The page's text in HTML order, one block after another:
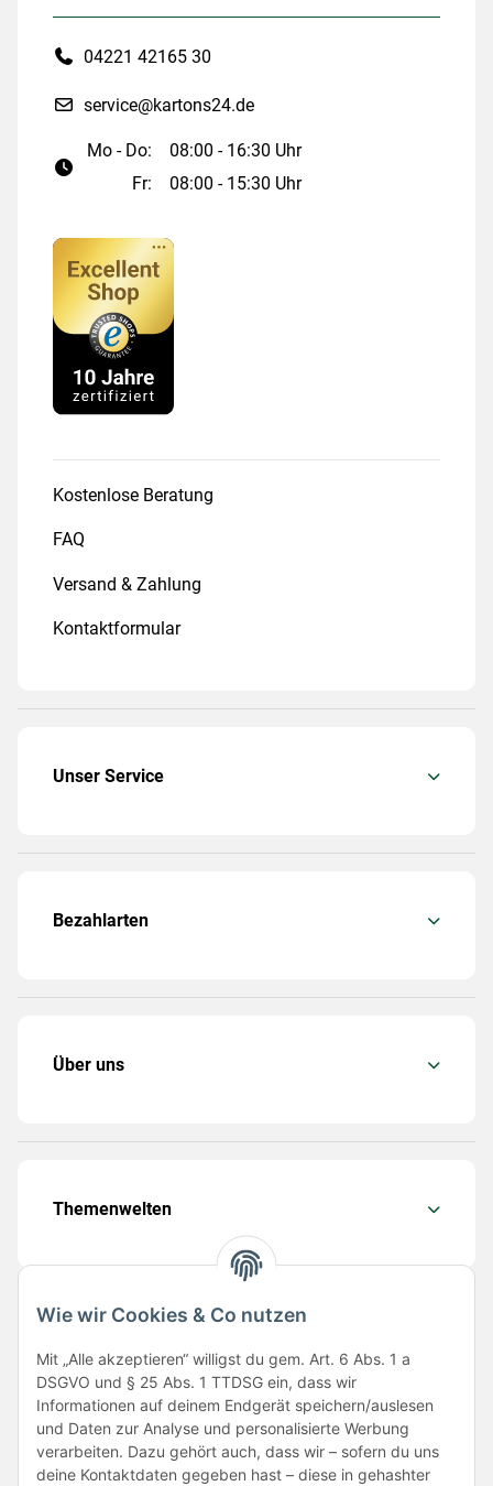
Wie wir Cookies & Co nutzen
Mit „Alle akzeptieren“ willigst du gem. Art. 6 Abs. 1 a
DSGVO und § 25 Abs. 1 TTDSG ein, dass wir
Informationen auf deinem Endgerät speichern/auslesen
und Daten zur Analyse und personalisierte Werbung
verarbeiten. Dazu gehört auch, dass wir – sofern du uns
deine Kontaktdaten gegeben hast – diese in gehashter
04221 42165 30
service@kartons24.de
Mo - Do:
08:00 - 16:30 Uhr
Fr:
08:00 - 15:30 Uhr
Kostenlose Beratung
FAQ
Versand & Zahlung
Kontaktformular
Unser Service
Bezahlarten
Über uns
Themenwelten
Folge uns